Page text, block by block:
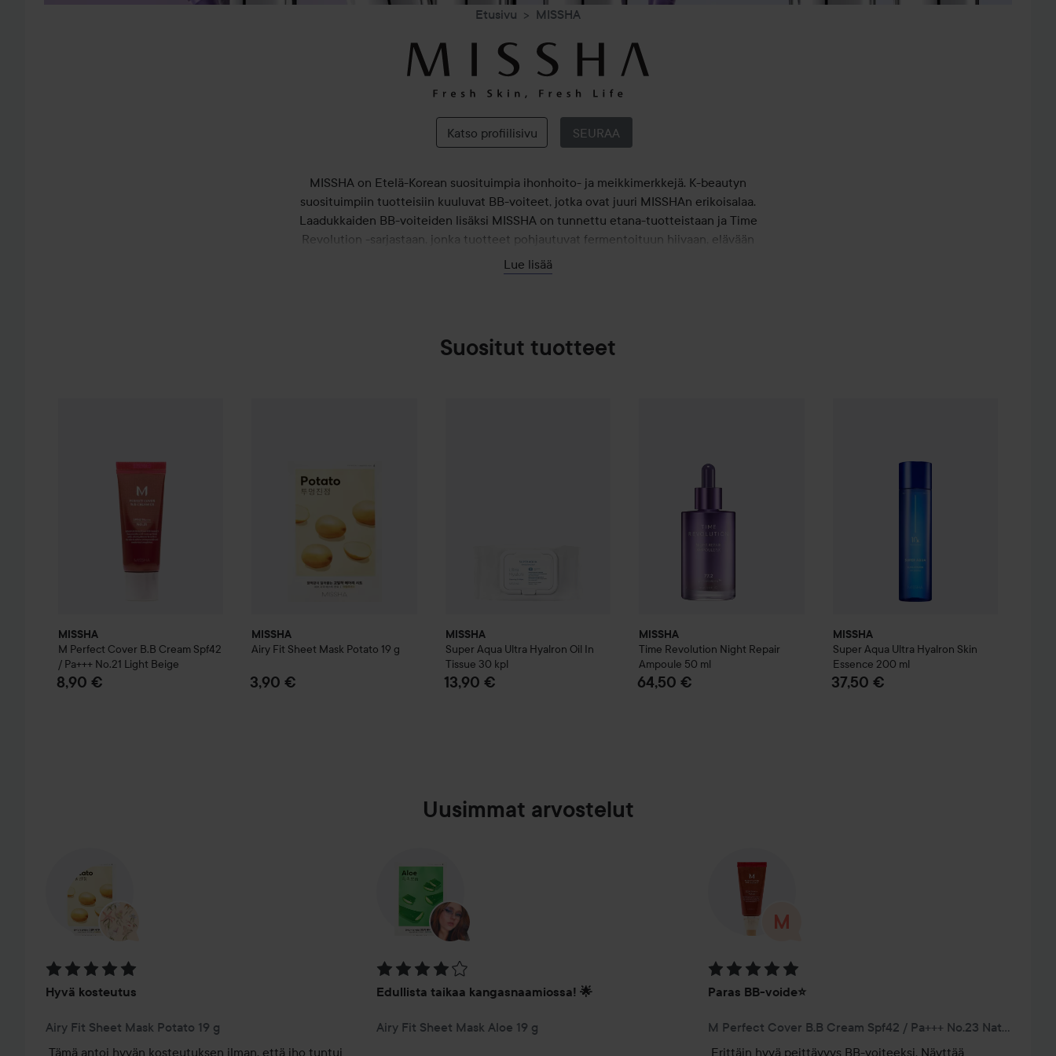
Etusivu MISSHA
MISSHA
Katso profiilisivu SEURAA
MISSHA on Etelä-Korean suosituimpia ihonhoito- ja meikkimerkkejä. K-beautyn
suosituimpiin tuotteisiin kuuluvat BB-voiteet, jotka ovat juuri MISSHAn erikoisalaa.
Laadukkaiden BB-voiteiden lisäksi MISSHA on tunnettu etana-tuotteistaan ja Time
Revolution -sarjastaan, jonka tuotteet pohjautuvat fermentoituun hiivaan, elävään
bakteerikulttuuriin, mikä saa aikaan hyvän tasapainon ihossa.
Lue lisää
Suositut tuotteet
MISSHA
M Perfect Cover B.B Cream Spf42
/ Pa+++ No.21 Light Beige
8,90 €
MISSHA
Airy Fit Sheet Mask Potato 19 g
3,90 €
MISSHA
Super Aqua Ultra Hyalron Oil In
Tissue 30 kpl
13,90 €
MISSHA
Time Revolution Night Repair
Ampoule 50 ml
64,50 €
MISSHA
Super Aqua Ultra Hyalron Skin
Essence 200 ml
37,50 €
Uusimmat arvostelut
OHITA OSIO
Arvosana: 5 / 5
Hyvä kosteutus
Airy Fit Sheet Mask Potato 19 g
Tämä antoi hyvän kosteutuksen ilman, että iho tuntui
Arvosana: 4 / 5
Edullista taikaa kangasnaamiossa! 🌟
Airy Fit Sheet Mask Aloe 19 g
Arvosana: 5 / 5
Paras BB-voide⭐️
M Perfect Cover B.B Cream Spf42 / Pa+++ No.23 Natural Beige
Erittäin hyvä peittävyys BB-voiteeksi. Näyttää